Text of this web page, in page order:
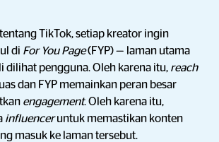
TikTok, setiap kreator ingin
di For You Page(FYP) — laman utama
dilihat pengguna. Oleh karena itu, reach
dan FYP memainkan peran besar
engagement. Oleh karena itu,
influenceruntuk memastikan konten
masuk ke laman tersebut.